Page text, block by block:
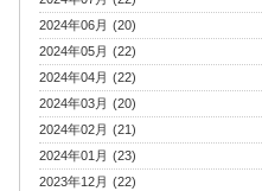
2024年06月 (20)
2024年05月 (22)
2024年04月 (22)
2024年03月 (20)
2024年02月 (21)
2024年01月 (23)
2023年12月 (22)